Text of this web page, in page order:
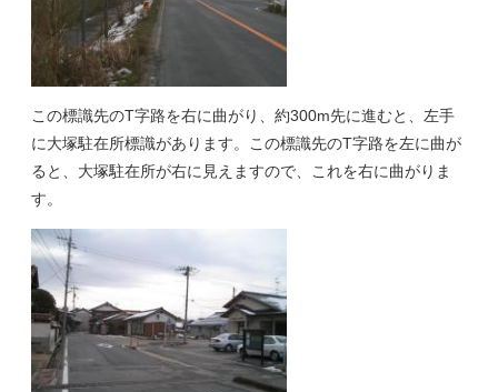
この標識先のT字路を右に曲がり、約300m先に進むと、左手
に大塚駐在所標識があります。この標識先のT字路を左に曲が
ると、大塚駐在所が右に見えますので、これを右に曲がりま
す。